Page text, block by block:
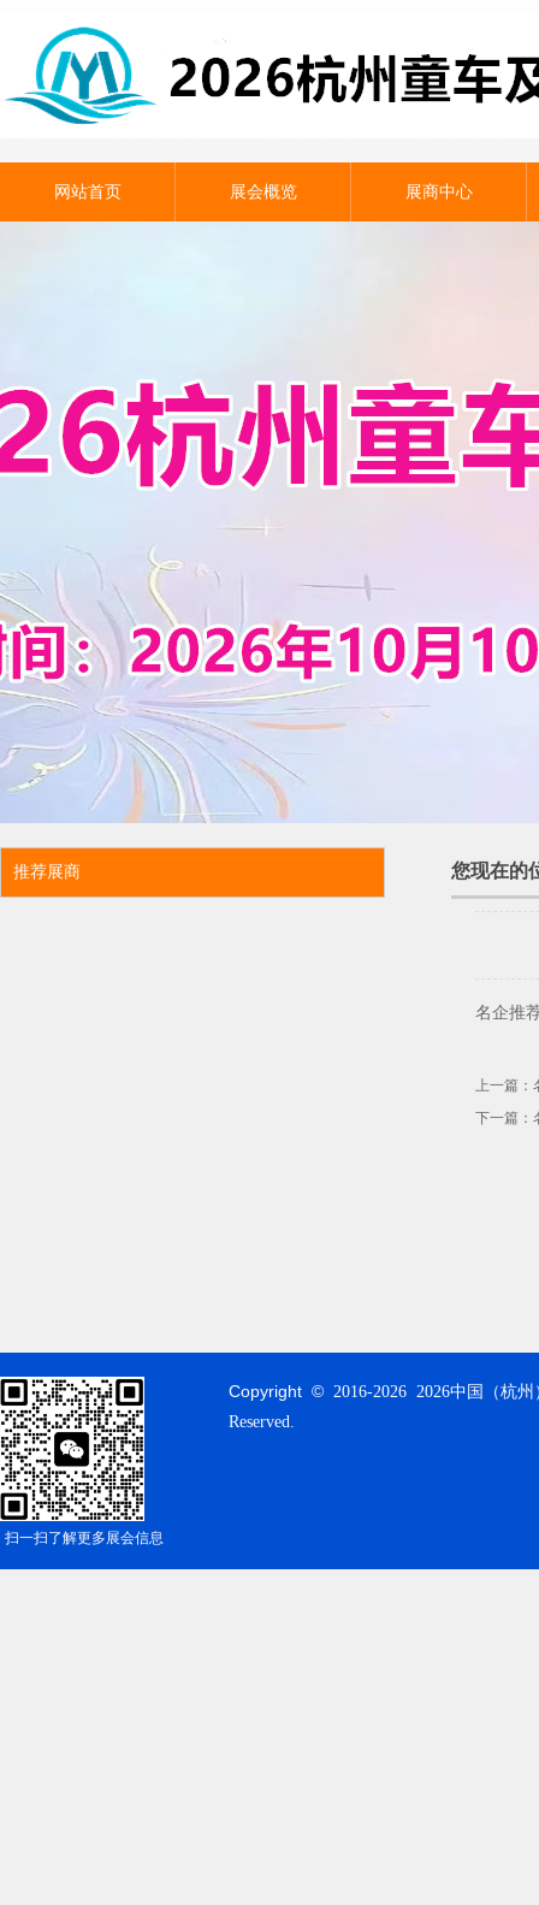
网站首页 展会概览 展商中心
推荐展商 您现在的
名企推
上一篇：
下一篇：
扫一扫了解更多展会信息
Copyright © 2016-2026 2026中国（杭
Reserved.